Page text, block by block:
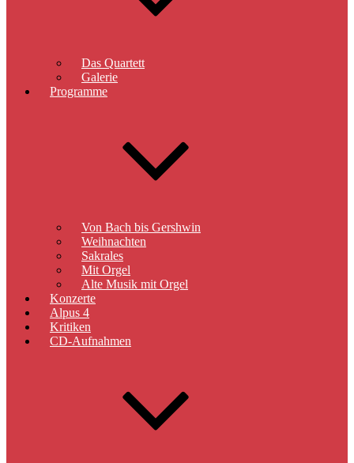
Das Quartett
Galerie
Programme
Von Bach bis Gershwin
Weihnachten
Sakrales
Mit Orgel
Alte Musik mit Orgel
Konzerte
Alpus 4
Kritiken
CD-Aufnahmen